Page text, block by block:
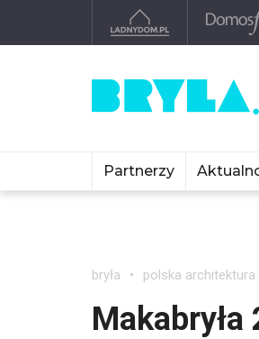
Partnerzy
bryła polska architektura